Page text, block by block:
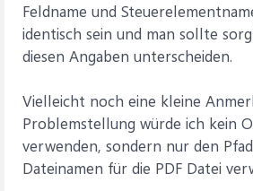
Feldname und
identisch sein und man sollte
diesen Angaben unterscheiden.
Vielleicht noch eine kleine
Problemstellung würde ich kein
verwenden, sondern nur den
Dateinamen für die PDF Datei